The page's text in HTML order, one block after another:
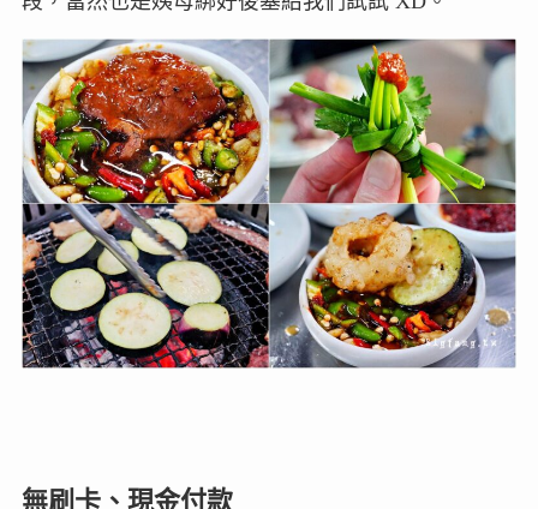
無刷卡、現金付款